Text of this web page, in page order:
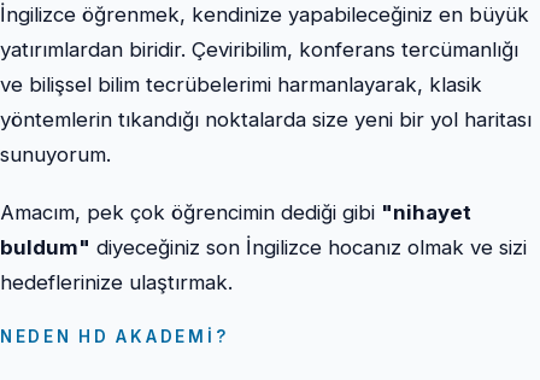
İngilizce öğrenmek, kendinize yapabileceğiniz en büyük
yatırımlardan biridir. Çeviribilim, konferans tercümanlığı
ve bilişsel bilim tecrübelerimi harmanlayarak, klasik
yöntemlerin tıkandığı noktalarda size yeni bir yol haritası
sunuyorum.
Amacım, pek çok öğrencimin dediği gibi "nihayet
buldum" diyeceğiniz son İngilizce hocanız olmak ve sizi
hedeflerinize ulaştırmak.
NEDEN HD AKADEMI?